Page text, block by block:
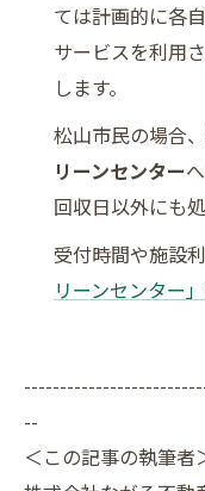
ては計画的に各
サービスを利用
します。
松山市民の場合
リーンセンター
回収日以外にも
受付時間や施設
リーンセンター」
--
＜この記事の執筆者